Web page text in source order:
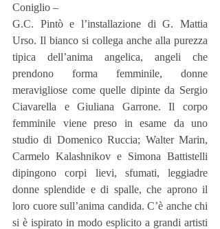
Coniglio –
G.C. Pintò e l’installazione di G. Mattia
Urso. Il bianco si collega anche alla purezza
tipica dell’anima angelica, angeli che
prendono forma femminile, donne
meravigliose come quelle dipinte da Sergio
Ciavarella e Giuliana Garrone. Il corpo
femminile viene preso in esame da uno
studio di Domenico Ruccia; Walter Marin,
Carmelo Kalashnikov e Simona Battistelli
dipingono corpi lievi, sfumati, leggiadre
donne splendide e di spalle, che aprono il
loro cuore sull’anima candida. C’è anche chi
si è ispirato in modo esplicito a grandi artisti